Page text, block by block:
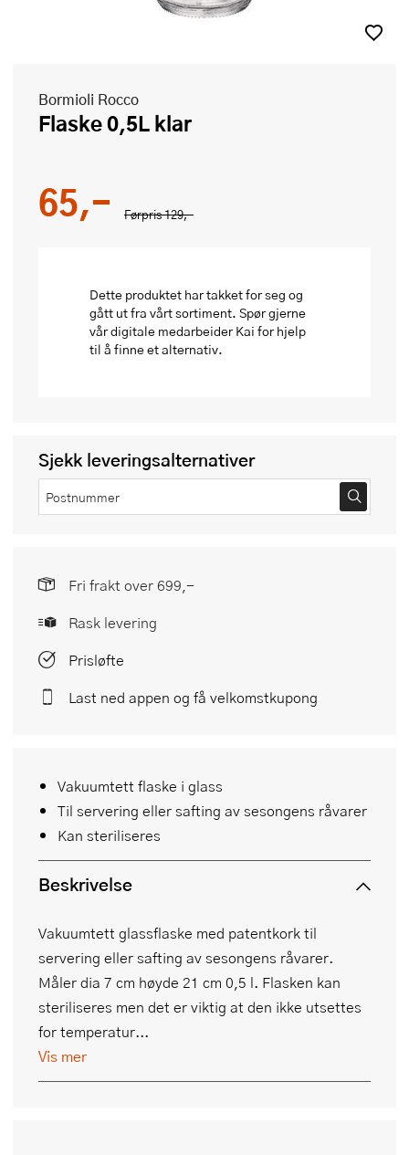
Bormioli Rocco
Flaske 0,5L klar
Førpris129,-
65,-
Dette produktet har takket for seg og
gått ut fra vårt sortiment. Spør gjerne
vår digitale medarbeider Kai for hjelp
til å finne et alternativ.
Vakuumtett flaske i glass
Til servering eller safting av sesongens råvarer
Kan steriliseres
Beskrivelse
Vakuumtett glassflaske med patentkork til
servering eller safting av sesongens råvarer.
Måler dia 7 cm høyde 21 cm 0,5 l. Flasken kan
steriliseres men det er viktig at den ikke utsettes
for temperatur...
Vis mer
Sjekk leveringsalternativer
Fri frakt over 699,-
Rask levering
Prisløfte
Last ned appen og få velkomstkupong